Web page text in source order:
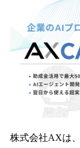
株式会社AXは